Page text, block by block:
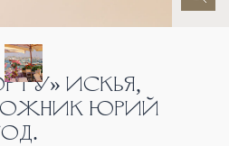
ИСКЬЯ,
ЮРИЙ